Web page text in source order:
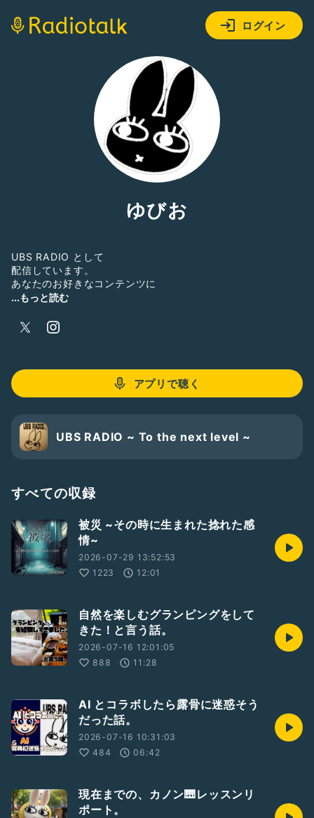
ログイン
ゆびお
UBS RADIO として
配信しています。
あなたのお好きなコンテンツに
出会えますように！
...もっと読む
アプリで聴く
UBS RADIO ~ To the next level ~
すべての収録
被災 ~その時に生まれた捻れた感
情~
2026-07-29 13:52:53
1223
12:01
自然を楽しむグランピングをして
きた！と言う話。
2026-07-16 12:01:05
888
11:28
AI とコラボしたら露骨に迷惑そう
だった話。
2026-07-16 10:31:03
484
06:42
現在までの、カノン🎹レッスンリ
ポート。